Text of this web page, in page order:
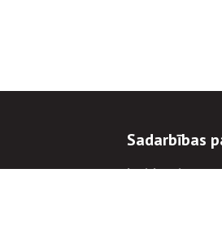
Sadarbības
Iepirkumi